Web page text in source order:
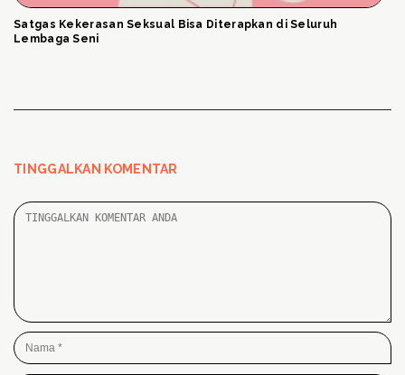
Satgas Kekerasan Seksual Bisa Diterapkan di Seluruh
Lembaga Seni
TINGGALKAN KOMENTAR